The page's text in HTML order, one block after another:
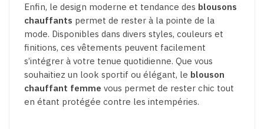
Enfin, le design moderne et tendance des blousons
chauffants permet de rester à la pointe de la
mode. Disponibles dans divers styles, couleurs et
finitions, ces vêtements peuvent facilement
s’intégrer à votre tenue quotidienne. Que vous
souhaitiez un look sportif ou élégant, le blouson
chauffant femme vous permet de rester chic tout
en étant protégée contre les intempéries.